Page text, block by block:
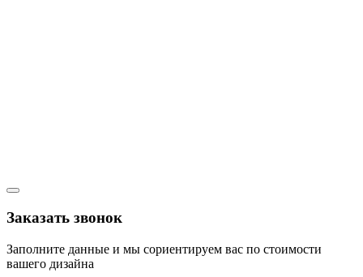
Заказать звонок
Заполните данные и мы сориентируем вас по стоимости
вашего дизайна